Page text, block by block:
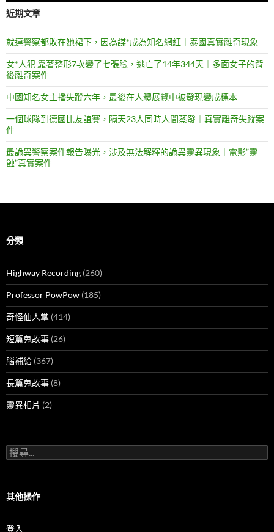
近期文章
就連警察都敗在她裙下，因為謀*成為知名網紅｜泰國真實離奇現象
女*人犯 靠著整形7次變了七張臉，逃亡了14年344天｜多面女子的背
後離奇案件
中國知名女主播失蹤六年，最後在人體展覽中被發現變成標本
一個球隊到德國比友誼賽，隔天23人同時人間蒸發｜真實離奇失蹤案
件
最詭異警察案件報告曝光，涉及無法解釋的詭異靈異現象｜電影”靈
蝕”真實案件
分類
Highway Recording (260)
Professor PowPow (185)
奇怪仙人掌 (414)
短篇鬼故事 (26)
腦補給 (367)
長篇鬼故事 (8)
靈異相片 (2)
搜
尋
字:
其他操作
登入